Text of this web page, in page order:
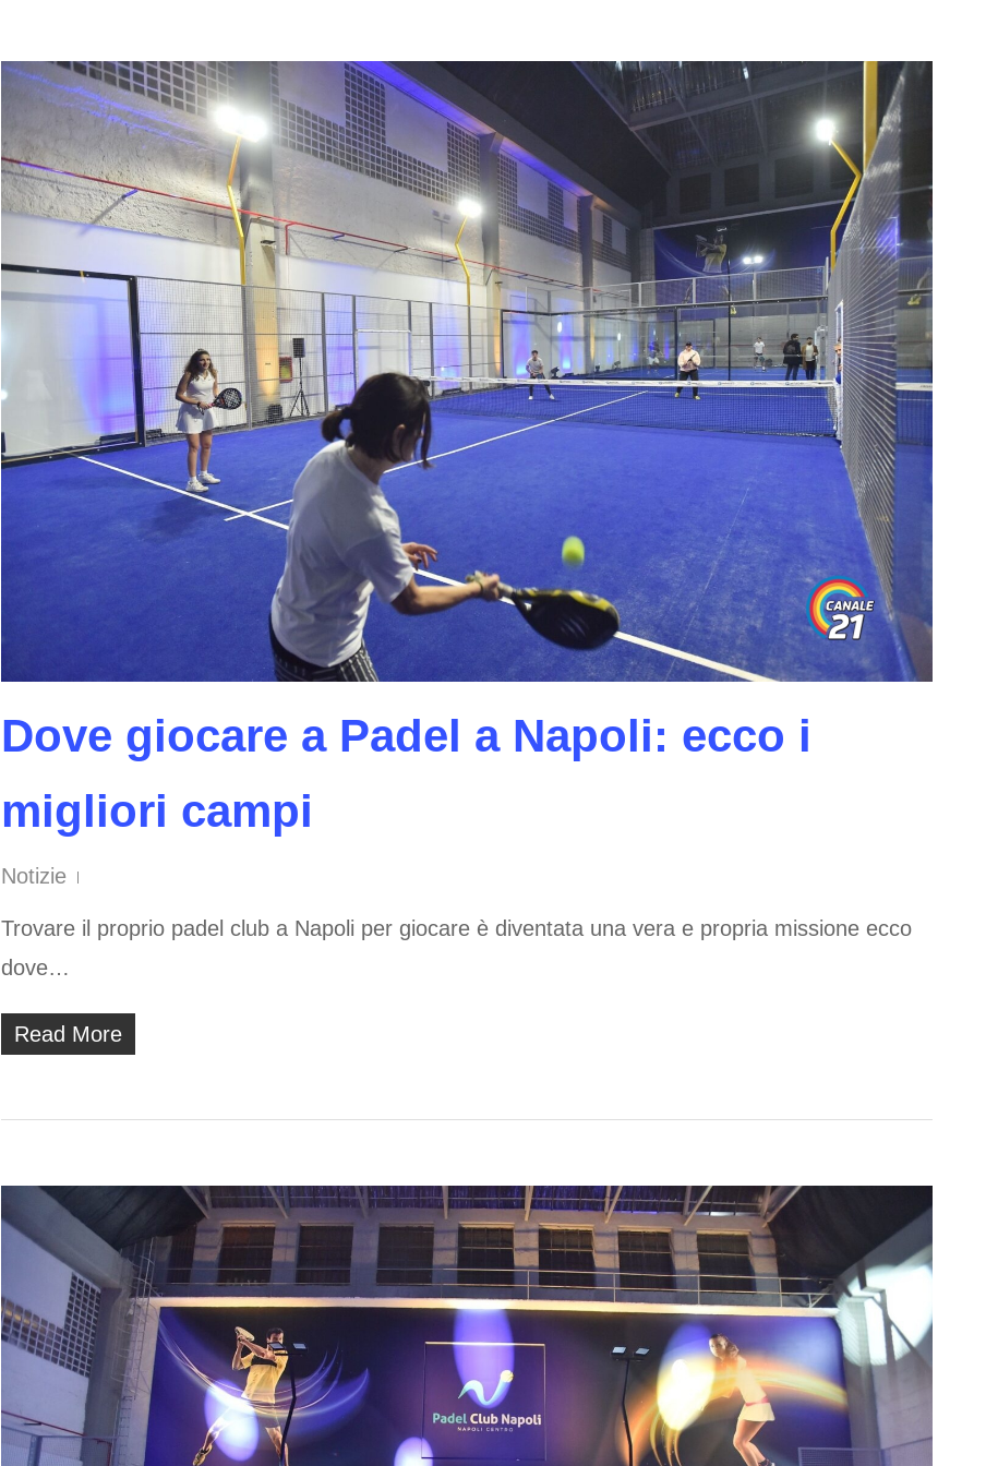
Dove giocare a Padel a Napoli: ecco i
migliori campi
Notizie
Trovare il proprio padel club a Napoli per giocare è diventata una vera e propria missione ecco
dove…
Read More